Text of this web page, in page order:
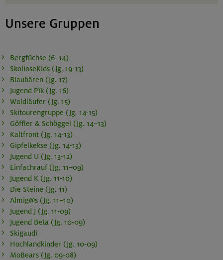
Unsere Gruppen
Bergfüchse (6–14)
SkolioseKids (Jg. 19-13)
Blaubären (Jg. 17)
Jugend Pîk (Jg. 16)
Waldläufer (Jg. 15)
Skitourengruppe (Jg. 14-15)
Göffler & Schöggel (Jg. 14–13)
Kaltfront (Jg. 14-13)
Gipfelkekse (Jg. 14-13)
Jugend U (Jg. 13-12)
Einfachrauf (Jg. 11–09)
Jugend K (Jg. 11-10)
Die Steine (Jg. 11)
Almig@s (Jg. 11–10)
Jugend J (Jg. 11-09)
Jugend Beta (Jg. 10-09)
Skigaudi
Hochlandkinder (Jg. 10-09)
MoBears (Jg. 09-08)